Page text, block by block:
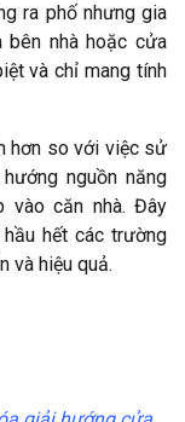
ra phố nhưng gia
nhà hoặc cửa
và chỉ mang tính
hơn so với việc sử
nguồn năng
vào căn nhà. Đây
hết các trường
và hiệu quả.